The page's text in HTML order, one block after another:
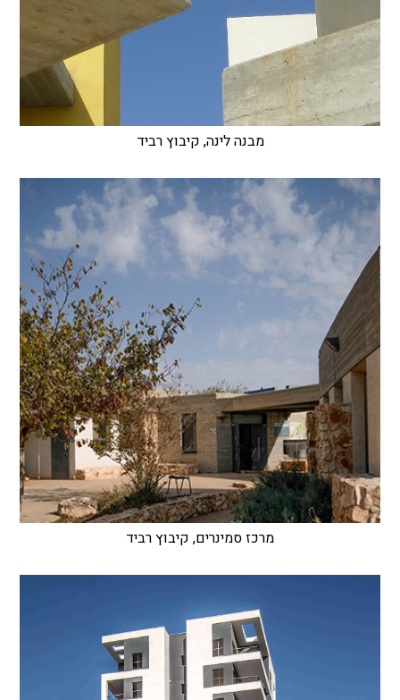
מבנה לינה, קיבוץ רביד
מרכז סמינרים, קיבוץ רביד